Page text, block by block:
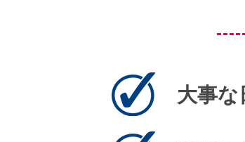
大事